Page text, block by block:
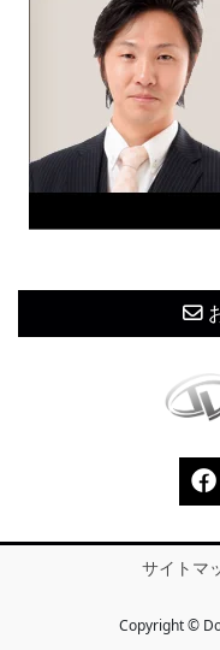
サイトマ
Copyright ©